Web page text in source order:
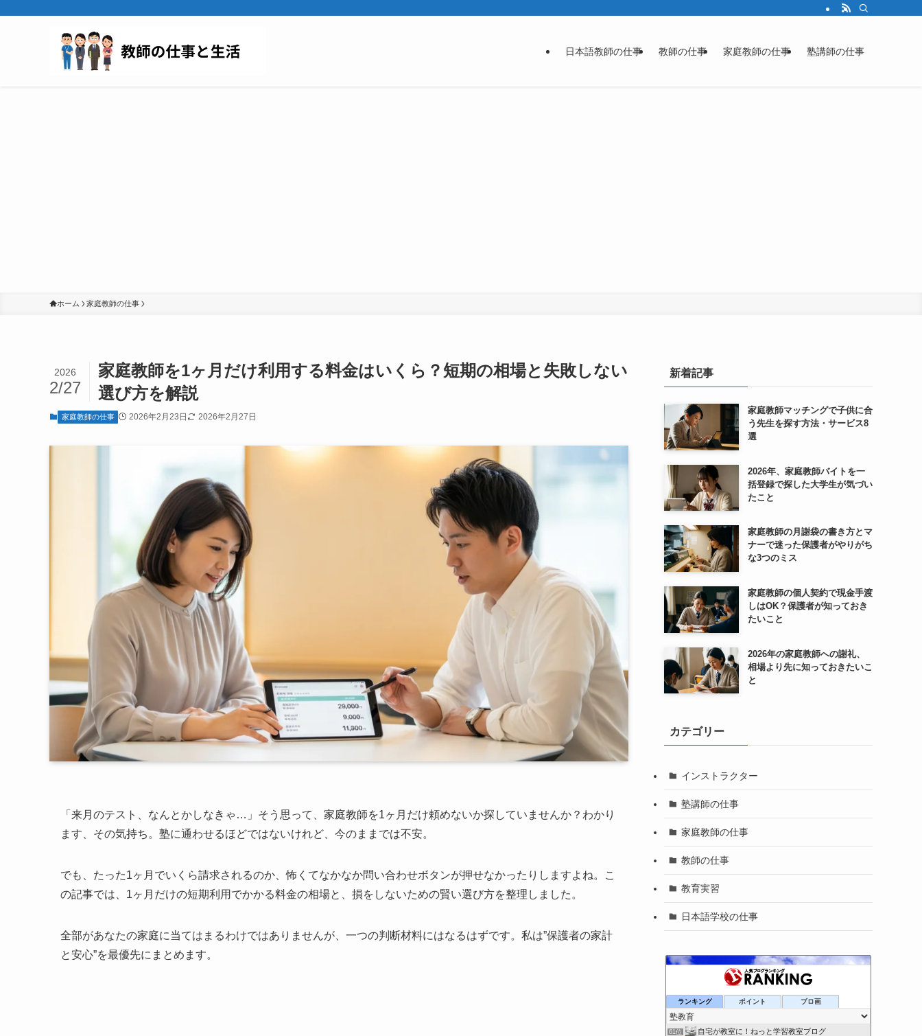
日本語教師の仕事 教師の仕事 家庭教師の仕事 塾講師の仕事
ホーム 家庭教師の仕事
家庭教師を1ヶ月だけ利用する料金はいくら？短期の相場と失敗しない
選び方を解説
2026
2/27
家庭教師の仕事 2026年2月23日 2026年2月27日
「来月のテスト、なんとかしなきゃ…」そう思って、家庭教師を1ヶ月だけ頼めないか探していませんか？わかり
ます、その気持ち。塾に通わせるほどではないけれど、今のままでは不安。
でも、たった1ヶ月でいくら請求されるのか、怖くてなかなか問い合わせボタンが押せなかったりしますよね。こ
の記事では、1ヶ月だけの短期利用でかかる料金の相場と、損をしないための賢い選び方を整理しました。
全部があなたの家庭に当てはまるわけではありませんが、一つの判断材料にはなるはずです。私は”保護者の家計
と安心”を最優先にまとめます。
新着記事
家庭教師マッチングで子供に合
う先生を探す方法・サービス8
選
2026年、家庭教師バイトを一
括登録で探した大学生が気づい
たこと
家庭教師の月謝袋の書き方とマ
ナーで迷った保護者がやりがち
な3つのミス
家庭教師の個人契約で現金手渡
しはOK？保護者が知っておき
たいこと
2026年の家庭教師への謝礼、
相場より先に知っておきたいこ
と
カテゴリー
インストラクター
塾講師の仕事
家庭教師の仕事
教師の仕事
教育実習
日本語学校の仕事
ランキング ポイント ブロ画
59位 浦野英語教室
60位
61位 自宅が教室に！ねっと学習教室ブログ